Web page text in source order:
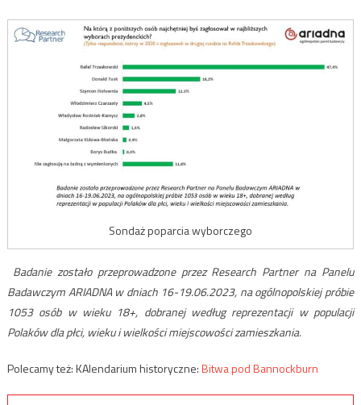
Sondaż poparcia wyborczego
Badanie zostało przeprowadzone przez Research Partner na Panelu
Badawczym ARIADNA w dniach 16-19.06.2023, na ogólnopolskiej próbie
1053 osób w wieku 18+, dobranej według reprezentacji w populacji
Polaków dla płci, wieku i wielkości miejscowości zamieszkania.
Polecamy też: KAlendarium historyczne:Bitwa pod Bannockburn